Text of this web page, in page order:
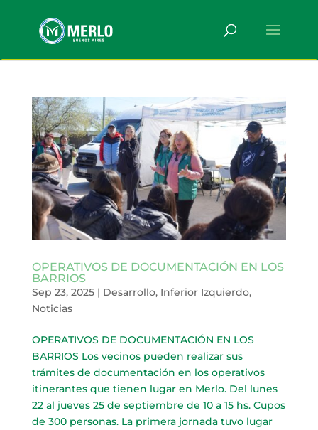
OPERATIVOS DE DOCUMENTACIÓN EN LOS
BARRIOS
Sep 23, 2025| Desarrollo, Inferior Izquierdo,
Noticias
OPERATIVOS DE DOCUMENTACIÓN EN LOS
BARRIOS Los vecinos pueden realizar sus
trámites de documentación en los operativos
itinerantes que tienen lugar en Merlo. Del lunes
22 al jueves 25 de septiembre de 10 a 15 hs. Cupos
de 300 personas. La primera jornada tuvo lugar